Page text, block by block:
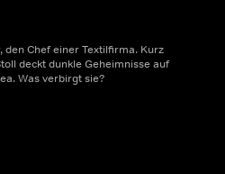
Chef einer Textilfirma. Kurz
deckt dunkle Geheimnisse auf
Was verbirgt sie?